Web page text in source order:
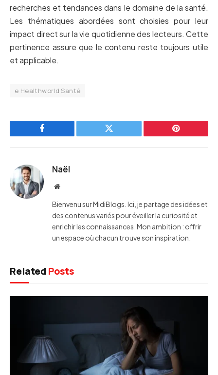
recherches et tendances dans le domaine de la santé.
Les thématiques abordées sont choisies pour leur
impact direct sur la vie quotidienne des lecteurs. Cette
pertinence assure que le contenu reste toujours utile
et applicable.
e Healthworld Santé
Facebook Twitter Pinterest
Naël
Website
Bienvenu sur MidiBlogs. Ici, je partage des idées et
des contenus variés pour éveiller la curiosité et
enrichir les connaissances. Mon ambition : offrir
un espace où chacun trouve son inspiration.
Related Posts